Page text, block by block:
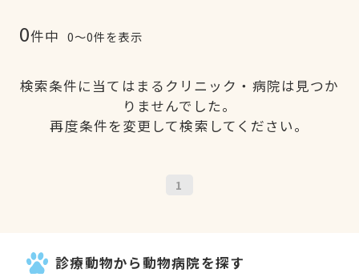
0件中 0〜0件を表示
検索条件に当てはまるクリニック・病院は見つか
りませんでした。
再度条件を変更して検索してください。
1
診療動物から動物病院を探す